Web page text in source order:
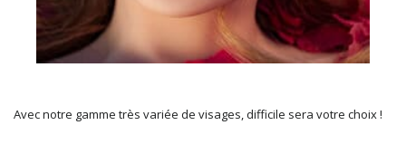
Avec notre gamme très variée de visages, difficile sera votre choix !